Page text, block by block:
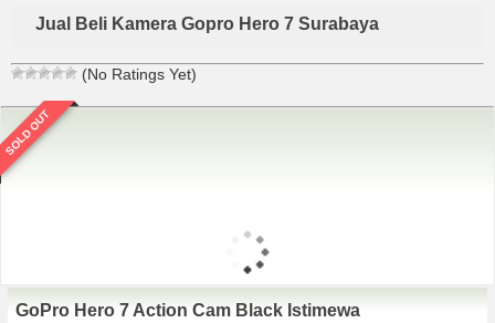
Jual Beli Kamera Gopro Hero 7 Surabaya
(No Ratings Yet)
SOLD OUT
GoPro Hero 7 Action Cam Black Istimewa